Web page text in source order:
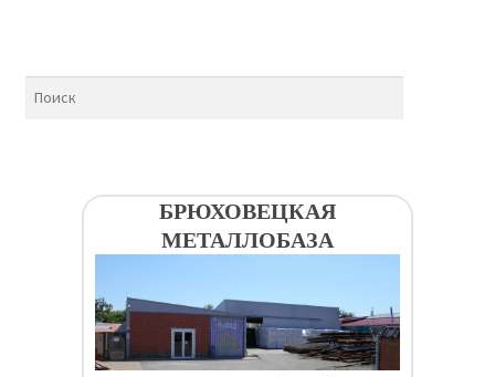
БРЮХОВЕЦКАЯ
МЕТАЛЛОБАЗА